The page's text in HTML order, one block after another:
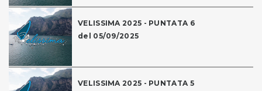
VELISSIMA 2025 - PUNTATA 6
del 05/09/2025
VELISSIMA 2025 - PUNTATA 5